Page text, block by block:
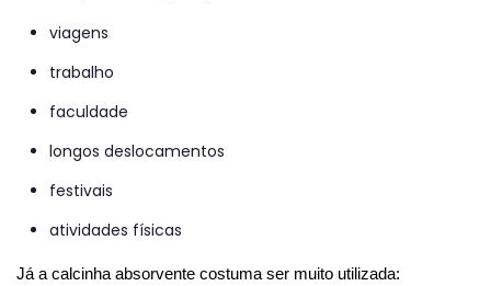
viagens
trabalho
faculdade
longos deslocamentos
festivais
atividades físicas
Já a calcinha absorvente costuma ser muito utilizada: